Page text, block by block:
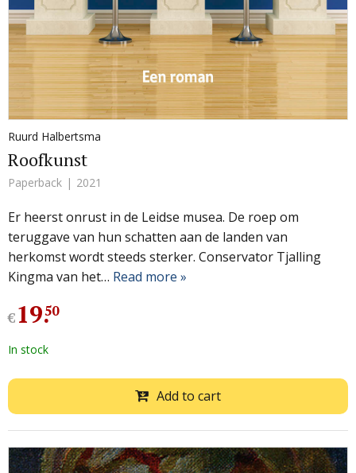
Ruurd Halbertsma
Roofkunst
Paperback 2021
Er heerst onrust in de Leidse musea. De roep om
teruggave van hun schatten aan de landen van
herkomst wordt steeds sterker. Conservator Tjalling
Kingma van het… Read more »
€19.
50
In stock
Add to cart